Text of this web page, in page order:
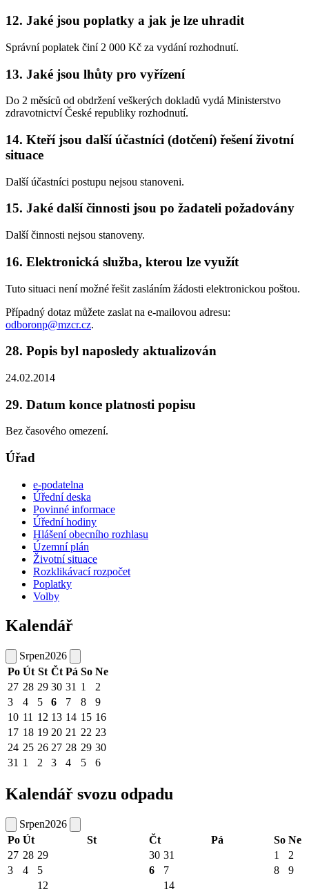
12. Jaké jsou poplatky a jak je lze uhradit
Správní poplatek činí 2 000 Kč za vydání rozhodnutí.
13. Jaké jsou lhůty pro vyřízení
Do 2 měsíců od obdržení veškerých dokladů vydá Ministerstvo
zdravotnictví České republiky rozhodnutí.
14. Kteří jsou další účastníci (dotčení) řešení životní
situace
Další účastníci postupu nejsou stanoveni.
15. Jaké další činnosti jsou po žadateli požadovány
Další činnosti nejsou stanoveny.
16. Elektronická služba, kterou lze využít
Tuto situaci není možné řešit zasláním žádosti elektronickou poštou.
Případný dotaz můžete zaslat na e-mailovou adresu:
odboronp@mzcr.cz.
28. Popis byl naposledy aktualizován
24.02.2014
29. Datum konce platnosti popisu
Bez časového omezení.
Úřad
e-podatelna
Úřední deska
Povinné informace
Úřední hodiny
Hlášení obecního rozhlasu
Územní plán
Životní situace
Rozklikávací rozpočet
Poplatky
Volby
Kalendář
Srpen2026
Po Út St Čt Pá So Ne
27 28 29 30 31 1
2
3
4 5 6 7 8
9
10 11 12 13 14 15 16
17 18 19 20 21 22 23
24 25 26 27 28 29 30
31 1 2 3 4 5 6
Kalendář svozu odpadu
Srpen2026
Po Út St Čt Pá So Ne
27 28 29 30 31 1
2
3
4 5 6 7 8
9
12
14